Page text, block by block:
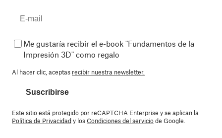
Me gustaría recibir el e-book "Fundamentos de la
Impresión 3D" como regalo
Al hacer clic, aceptas recibir nuestra newsletter.
Suscribirse
Este sitio está protegido por reCAPTCHA Enterprise y se aplican la
Política de Privacidady losCondiciones del serviciode Google.